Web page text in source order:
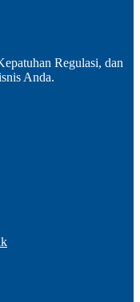
Regulasi, dan
Anda.